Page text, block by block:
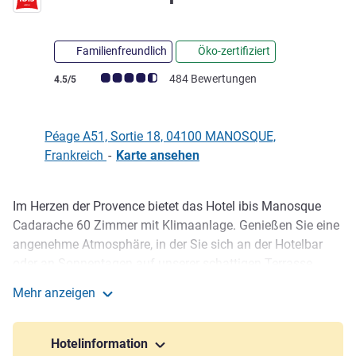
Familienfreundlich Öko-zertifiziert
Note Kundenmeinungen (Bewertung ALL)
4.5/5 484 Bewertungen
Péage A51, Sortie 18, 04100 MANOSQUE,
Frankreich - Karte ansehen
Beschreibung
Im Herzen der Provence bietet das Hotel ibis Manosque
Cadarache 60 Zimmer mit Klimaanlage. Genießen Sie eine
angenehme Atmosphäre, in der Sie sich an der Hotelbar
Entspannung können Sie sich in unserem saisonal
geöffneten Außenpool erfrischen und nur wenige Kilometer
von den Lavendelfeldern von Valensole entfernt die
Mehr anzeigen
Hotelinformation